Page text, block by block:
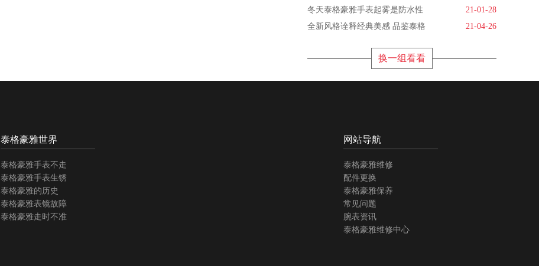
冬天泰格豪雅手表起雾是防水性
21-01-28
全新风格诠释经典美感 品鉴泰格
21-04-26
换一组看看
泰格豪雅世界
泰格豪雅手表不走
泰格豪雅手表生锈
泰格豪雅的历史
泰格豪雅表镜故障
泰格豪雅走时不准
网站导航
泰格豪雅维修
配件更换
泰格豪雅保养
常见问题
腕表资讯
泰格豪雅维修中心